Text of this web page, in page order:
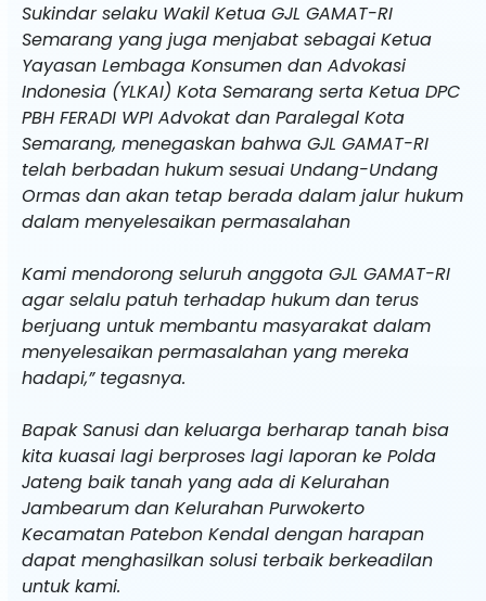
Sukindar selaku Wakil Ketua GJL GAMAT-RI
Semarang yang juga menjabat sebagai Ketua
Yayasan Lembaga Konsumen dan Advokasi
Indonesia (YLKAI) Kota Semarang serta Ketua DPC
PBH FERADI WPI Advokat dan Paralegal Kota
Semarang, menegaskan bahwa GJL GAMAT-RI
telah berbadan hukum sesuai Undang-Undang
Ormas dan akan tetap berada dalam jalur hukum
dalam menyelesaikan permasalahan
Kami mendorong seluruh anggota GJL GAMAT-RI
agar selalu patuh terhadap hukum dan terus
berjuang untuk membantu masyarakat dalam
menyelesaikan permasalahan yang mereka
hadapi,” tegasnya.
Bapak Sanusi dan keluarga berharap tanah bisa
kita kuasai lagi berproses lagi laporan ke Polda
Jateng baik tanah yang ada di Kelurahan
Jambearum dan Kelurahan Purwokerto
Kecamatan Patebon Kendal dengan harapan
dapat menghasilkan solusi terbaik berkeadilan
untuk kami.